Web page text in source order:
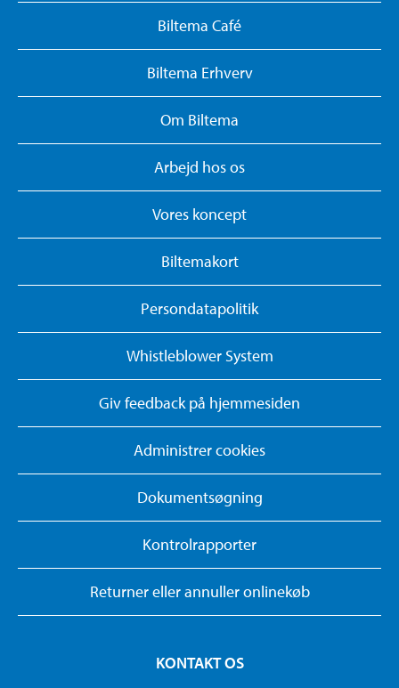
Biltema Café
Biltema Erhverv
Om Biltema
Arbejd hos os
Vores koncept
Biltemakort
Persondatapolitik
Whistleblower System
Giv feedback på hjemmesiden
Administrer cookies
Dokumentsøgning
Kontrolrapporter
Returner eller annuller onlinekøb
KONTAKT OS